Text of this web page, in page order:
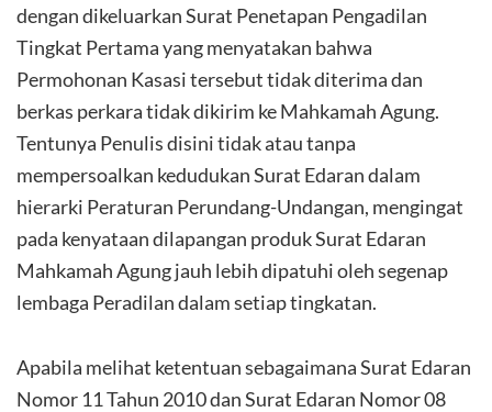
dengan dikeluarkan Surat Penetapan Pengadilan
Tingkat Pertama yang menyatakan bahwa
Permohonan Kasasi tersebut tidak diterima dan
berkas perkara tidak dikirim ke Mahkamah Agung.
Tentunya Penulis disini tidak atau tanpa
mempersoalkan kedudukan Surat Edaran dalam
hierarki Peraturan Perundang-Undangan, mengingat
pada kenyataan dilapangan produk Surat Edaran
Mahkamah Agung jauh lebih dipatuhi oleh segenap
lembaga Peradilan dalam setiap tingkatan.
Apabila melihat ketentuan sebagaimana Surat Edaran
Nomor 11 Tahun 2010 dan Surat Edaran Nomor 08